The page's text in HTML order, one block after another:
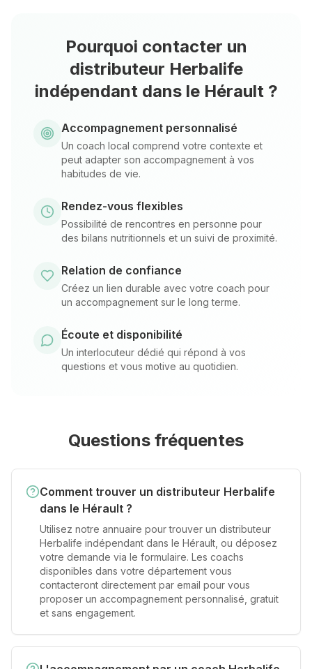
Pourquoi contacter un
distributeur Herbalife
indépendant dans le Hérault?
Accompagnement personnalisé
Un coach local comprend votre contexte et
peut adapter son accompagnement à vos
habitudes de vie.
Rendez-vous flexibles
Possibilité de rencontres en personne pour
des bilans nutritionnels et un suivi de proximité.
Relation de confiance
Créez un lien durable avec votre coach pour
un accompagnement sur le long terme.
Écoute et disponibilité
Un interlocuteur dédié qui répond à vos
questions et vous motive au quotidien.
Questions fréquentes
Comment trouver un distributeur Herbalife
dans le Hérault ?
Utilisez notre annuaire pour trouver un distributeur
Herbalife indépendant dans le Hérault, ou déposez
votre demande via le formulaire. Les coachs
disponibles dans votre département vous
contacteront directement par email pour vous
proposer un accompagnement personnalisé, gratuit
et sans engagement.